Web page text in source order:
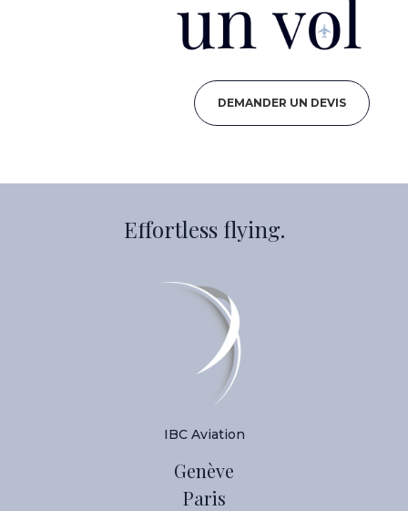
DEMANDER UN DEVIS
Effortless flying.
IBC Aviation
Genève
Paris